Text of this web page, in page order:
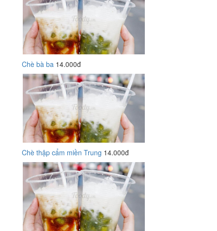
Chè bà ba 14.000đ
Chè thập cẩm miền Trung 14.000đ